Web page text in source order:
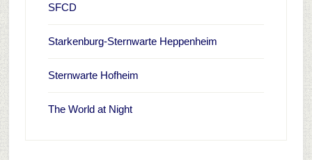
SFCD
Starkenburg-Sternwarte Heppenheim
Sternwarte Hofheim
The World at Night